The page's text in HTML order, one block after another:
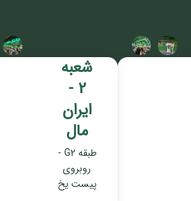
شعبه
2 -
ایران
مال
طبقه G2 -
روبروی
پیست یخ